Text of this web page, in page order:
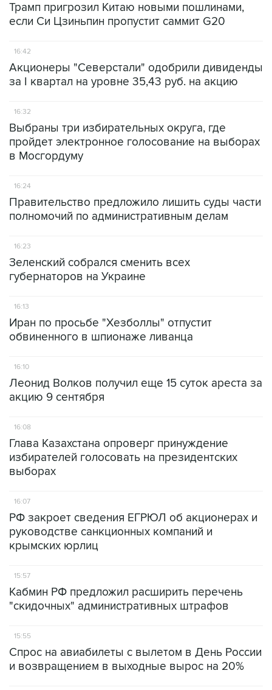
Трамп пригрозил Китаю новыми пошлинами,
если Си Цзиньпин пропустит саммит G20
16:42
Акционеры "Северстали" одобрили дивиденды
за I квартал на уровне 35,43 руб. на акцию
16:32
Выбраны три избирательных округа, где
пройдет электронное голосование на выборах
в Мосгордуму
16:24
Правительство предложило лишить суды части
полномочий по административным делам
16:23
Зеленский собрался сменить всех
губернаторов на Украине
16:13
Иран по просьбе "Хезболлы" отпустит
обвиненного в шпионаже ливанца
16:10
Леонид Волков получил еще 15 суток ареста за
акцию 9 сентября
16:08
Глава Казахстана опроверг принуждение
избирателей голосовать на президентских
выборах
16:07
РФ закроет сведения ЕГРЮЛ об акционерах и
руководстве санкционных компаний и
крымских юрлиц
15:57
Кабмин РФ предложил расширить перечень
"скидочных" административных штрафов
15:55
Спрос на авиабилеты с вылетом в День России
и возвращением в выходные вырос на 20%